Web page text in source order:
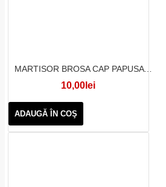
MARTISOR BROSA CAP PAPUSA 5 BUC SET
10,00lei
ADAUGĂ ÎN COŞ